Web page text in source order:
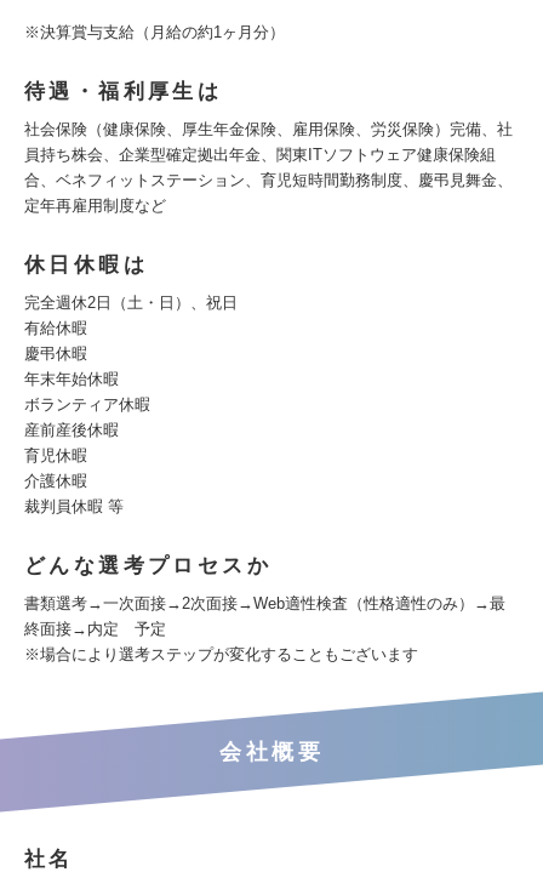
※決算賞与支給（月給の約1ヶ月分）
待遇・福利厚生は
社会保険（健康保険、厚生年金保険、雇用保険、労災保険）完備、社
員持ち株会、企業型確定拠出年金、関東ITソフトウェア健康保険組
合、ベネフィットステーション、育児短時間勤務制度、慶弔見舞金、
定年再雇用制度など
休日休暇は
完全週休2日（土・日）、祝日
有給休暇
慶弔休暇
年末年始休暇
ボランティア休暇
産前産後休暇
育児休暇
介護休暇
裁判員休暇 等
どんな選考プロセスか
書類選考→一次面接→2次面接→Web適性検査（性格適性のみ）→最
終面接→内定 予定
※場合により選考ステップが変化することもございます
会社概要
社名